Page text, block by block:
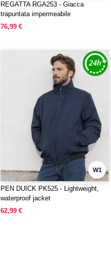
REGATTA RGA253 - Giacca
trapuntata impermeabile
76,99 €
W1
PEN DUICK PK525 - Lightweight,
waterproof jacket
62,99 €